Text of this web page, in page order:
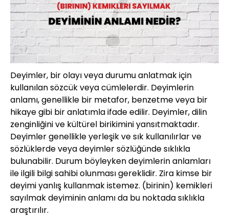
Deyimler, bir olayı veya durumu anlatmak için
kullanılan sözcük veya cümlelerdir. Deyimlerin
anlamı, genellikle bir metafor, benzetme veya bir
hikaye gibi bir anlatımla ifade edilir. Deyimler, dilin
zenginliğini ve kültürel birikimini yansıtmaktadır.
Deyimler genellikle yerleşik ve sık kullanılırlar ve
sözlüklerde veya deyimler sözlüğünde sıklıkla
bulunabilir. Durum böyleyken deyimlerin anlamları
ile ilgili bilgi sahibi olunması gereklidir. Zira kimse bir
deyimi yanlış kullanmak istemez. (birinin) kemikleri
sayılmak deyiminin anlamı da bu noktada sıklıkla
araştırılır.